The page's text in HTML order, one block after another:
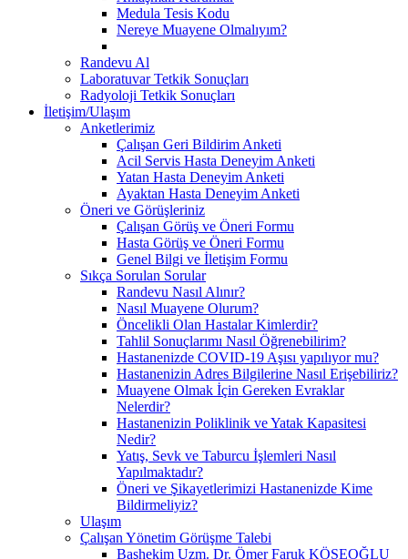
Medula Tesis Kodu
Nereye Muayene Olmalıyım?
Randevu Al
Laboratuvar Tetkik Sonuçları
Radyoloji Tetkik Sonuçları
İletişim/Ulaşım
Anketlerimiz
Çalışan Geri Bildirim Anketi
Acil Servis Hasta Deneyim Anketi
Yatan Hasta Deneyim Anketi
Ayaktan Hasta Deneyim Anketi
Öneri ve Görüşleriniz
Çalışan Görüş ve Öneri Formu
Hasta Görüş ve Öneri Formu
Genel Bilgi ve İletişim Formu
Sıkça Sorulan Sorular
Randevu Nasıl Alınır?
Nasıl Muayene Olurum?
Öncelikli Olan Hastalar Kimlerdir?
Tahlil Sonuçlarımı Nasıl Öğrenebilirim?
Hastanenizde COVID-19 Aşısı yapılıyor mu?
Hastanenizin Adres Bilgilerine Nasıl Erişebiliriz?
Muayene Olmak İçin Gereken Evraklar
Nelerdir?
Hastanenizin Poliklinik ve Yatak Kapasitesi
Nedir?
Yatış, Sevk ve Taburcu İşlemleri Nasıl
Yapılmaktadır?
Öneri ve Şikayetlerimizi Hastanenizde Kime
Bildirmeliyiz?
Ulaşım
Çalışan Yönetim Görüşme Talebi
Başhekim Uzm. Dr. Ömer Faruk KÖSEOĞLU